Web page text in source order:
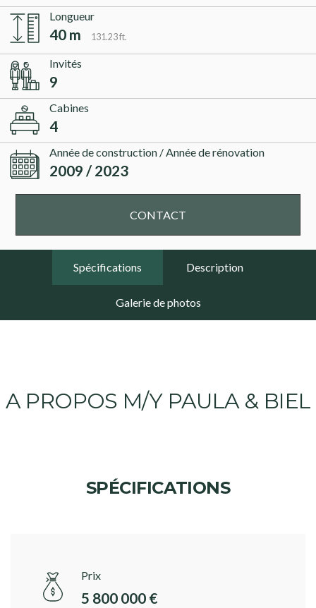
Longueur
40 m 131.23 ft.
Invités
9
Cabines
4
Année de construction / Année de rénovation
2009 / 2023
CONTACT
Spécifications Description
Galerie de photos
A PROPOS M/Y PAULA & BIEL
SPÉCIFICATIONS
Prix
5 800 000 €